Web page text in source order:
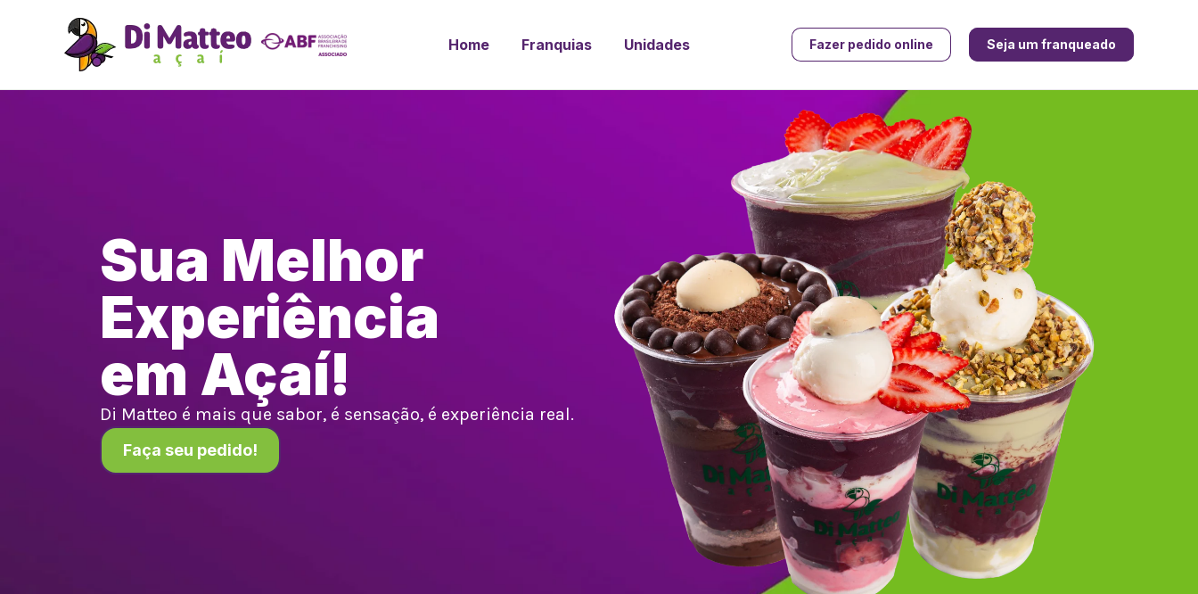
Home Franquias Unidades Fazer pedido online Seja um franqueado
Sua Melhor
Experiência
em Açaí!
Di Matteo é mais que sabor, é sensação, é experiência real.
Faça seu pedido!